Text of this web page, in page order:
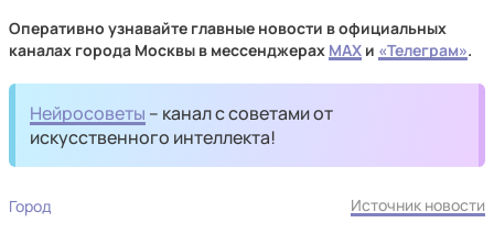
Оперативно узнавайте главные новости в официальных
каналах города Москвы в мессенджерах MAX и «Телеграм».
Нейросоветы – канал с советами от
искусственного интеллекта!
Город Источник новости